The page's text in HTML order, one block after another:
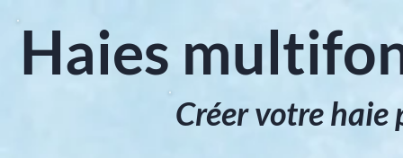
Haies
Créer votre haie